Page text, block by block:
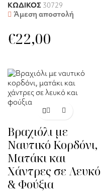
ΚΩΔΙΚΟΣ 30729
Άμεση αποστολή
€22,00
Βραχιόλι με
Ναυτικό Κορδόνι,
Ματάκι και
Χάντρες σε Λευκό
& Φούξια